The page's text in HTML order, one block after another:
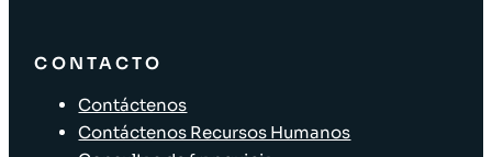
CONTACTO
Contáctenos
Contáctenos Recursos Humanos